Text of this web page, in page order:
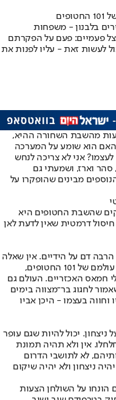
בלבנון - משפחות
פעמיים: פעם על הפקרתם
לעשות זאת - עליו לפנות את
ימים של הפקרה, יותר מ־50 שבועות מהשבת השחורה ההיא,
האם הוא שומע על המערכה
אני לא צריכה לנחש
סהר וארז, ושמעתי גם
מבינים שהופקרו על
שהשבת החטופים היא
דרמטית שאין לדעת לאן
דם על הידיים. אין שאלה
בכלל, העולם יותר טוב בלעדיו - אבל לא כך עולמם של 101 החטופים,
חמאס האכזריים. העולם גם
לחגוג בר־מצווה בימים
וחווה בעצמו - היכן אביו
יכול להיות שגם עופר
אין ולא תהיה תמונת
לא לתושבי הדרום
ניצחון ולא יהיה שיקום
הונחו על השולחן הצעות